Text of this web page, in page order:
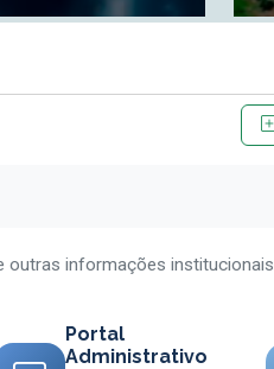
outras informações institucionais
Portal
Administrativo